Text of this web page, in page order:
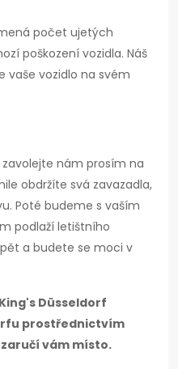
počet ujetých
poškození vozidla. Náš
vaše vozidlo na svém
nám prosím na
obdržíte svá zavazadla,
Poté budeme s vaším
podlaží letištního
a budete se moci v
Düsseldorf
prostřednictvím
vám místo.